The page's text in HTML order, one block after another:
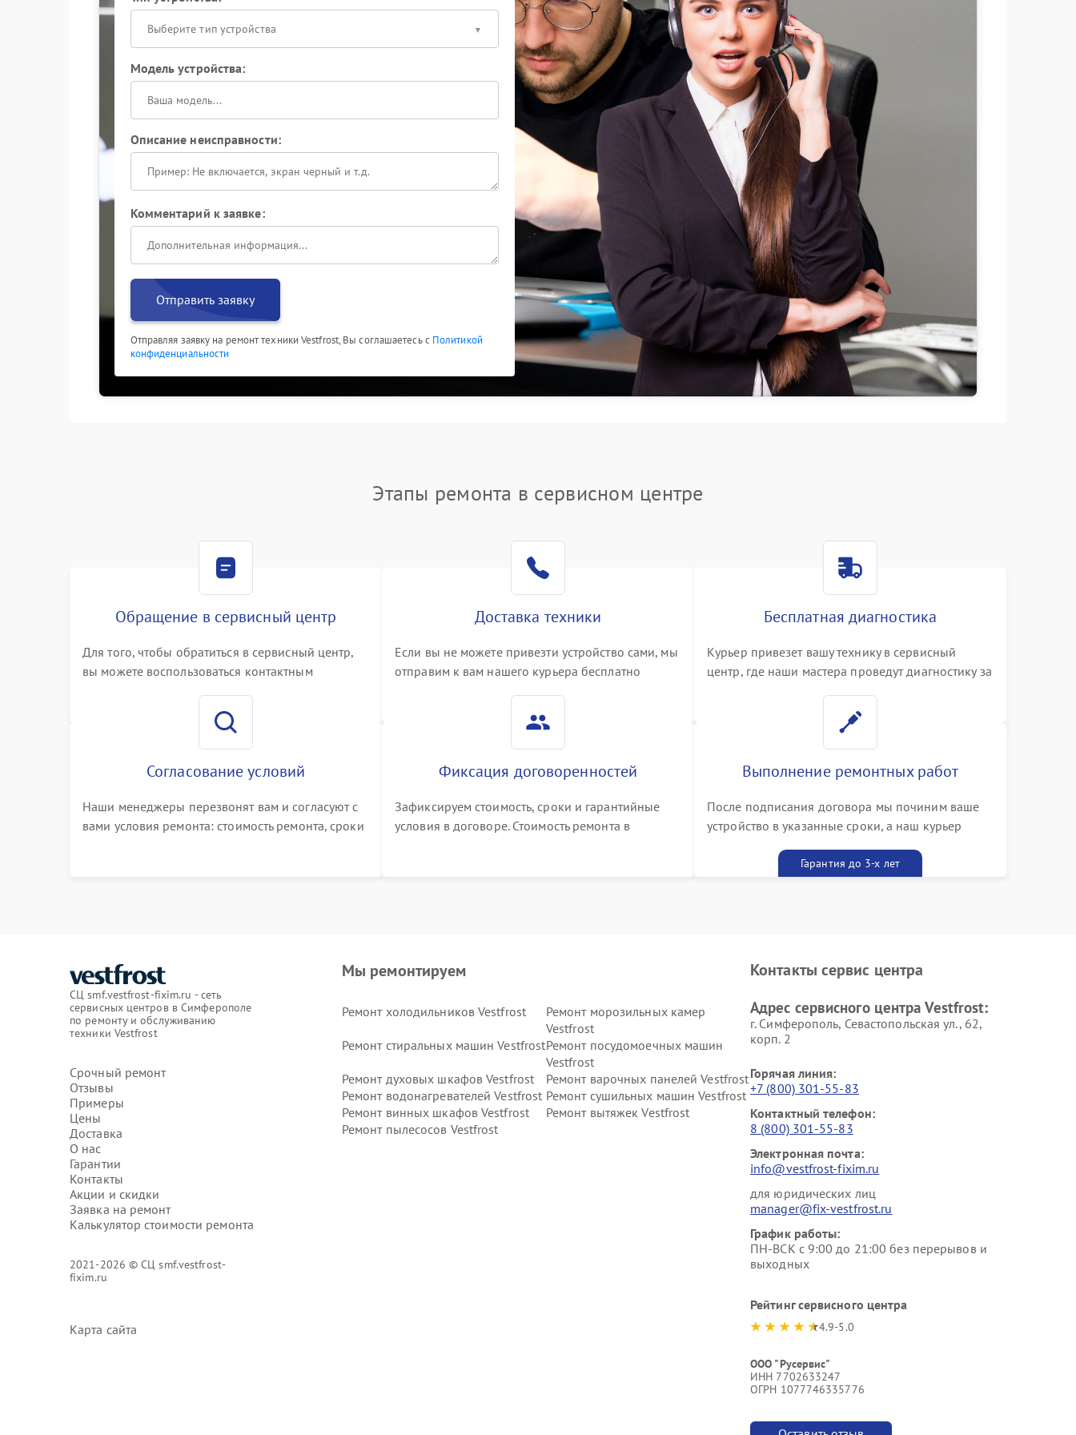
Выберите тип устройства
Модель устройства:
Описание неисправности:
Комментарий к заявке:
Отправить заявку
Отправляя заявку на ремонт техники Vestfrost, Вы соглашаетесь с Политикой
конфиденциальности
Этапы ремонта в сервисном центре
Обращение в сервисный центр
Для того, чтобы обратиться в сервисный центр,
вы можете воспользоваться контактным
номер телефона на сайте
Доставка техники
Если вы не можете привезти устройство сами, мы
отправим к вам нашего курьера бесплатно
Бесплатная диагностика
Курьер привезет вашу технику в сервисный
центр, где наши мастера проведут диагностику за
Согласование условий
Наши менеджеры перезвонят вам и согласуют с
вами условия ремонта: стоимость ремонта, сроки
Фиксация договоренностей
Зафиксируем стоимость, сроки и гарантийные
условия в договоре. Стоимость ремонта в
Выполнение ремонтных работ
После подписания договора мы починим ваше
устройство в указанные сроки, а наш курьер
талоном бесплатноГарантия до 3-х лет
СЦ smf.vestfrost-fixim.ru - сеть
сервисных центров в Симферополе
по ремонту и обслуживанию
техники Vestfrost
Срочный ремонт
Отзывы
Примеры
Цены
Доставка
О нас
Гарантии
Контакты
Акции и скидки
Заявка на ремонт
Калькулятор стоимости ремонта
2021-2026 © СЦ smf.vestfrost-
fixim.ru
Карта сайта
Мы ремонтируем
Ремонт холодильников Vestfrost
Ремонт морозильных камер
Vestfrost
Ремонт стиральных машин VestfrostРемонт посудомоечных машин
Vestfrost
Ремонт духовых шкафов Vestfrost
Ремонт варочных панелей Vestfrost
Ремонт водонагревателей Vestfrost Ремонт сушильных машин Vestfrost
Ремонт винных шкафов Vestfrost
Ремонт вытяжек Vestfrost
Ремонт пылесосов Vestfrost
Контакты сервис центра
Адрес сервисного центра Vestfrost:
г. Симферополь, Севастопольская ул., 62,
корп. 2
Горячая линия:
+7 (800) 301-55-83
Контактный телефон:
8 (800) 301-55-83
Электронная почта:
info@vestfrost-fixim.ru
для юридических лиц
manager@fix-vestfrost.ru
График работы:
ПН-ВСК с 9:00 до 21:00 без перерывов и
выходных
Рейтинг сервисного центра
4.9-5.0
ООО "Русервис"
ИНН 7702633247
ОГРН 1077746335776